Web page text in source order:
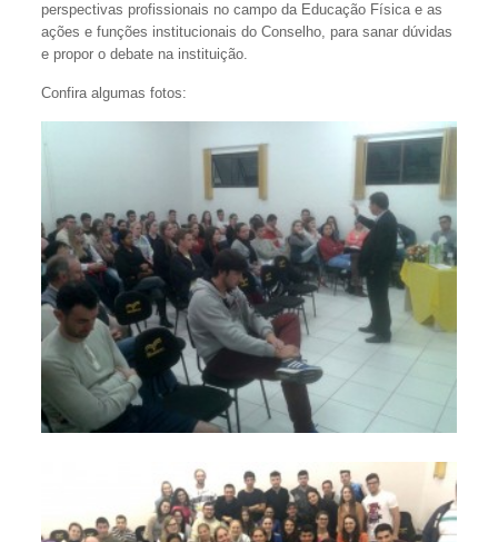
perspectivas profissionais no campo da Educação Física e as
ações e funções institucionais do Conselho, para sanar dúvidas
e propor o debate na instituição.
Confira algumas fotos: